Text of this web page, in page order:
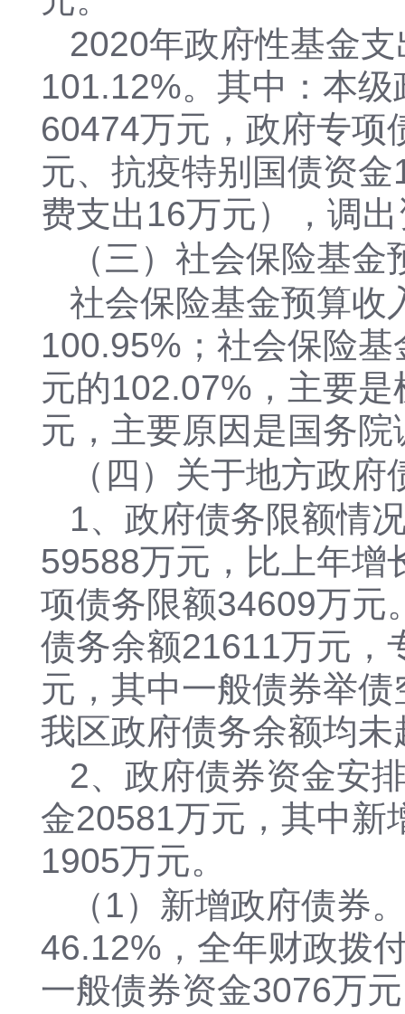
2020年政府性基金
101.12%。其中：本
60474万元，政府专项
元、抗疫特别国债资
费支出16万元），调
（三）社会保险基
社会保险基金预算收
100.95%；社会保险
元的102.07%，主要
元，主要原因是国务
（四）关于地方政
1、政府债务限额情
59588万元，比上年增
项债务限额34609万元
债务余额21611万元，
元，其中一般债券举
我区政府债务余额均
2、政府债券资金安
金20581万元，其中新
1905万元。
（1）新增政府债券
46.12%，全年财政拨
一般债券资金3076万